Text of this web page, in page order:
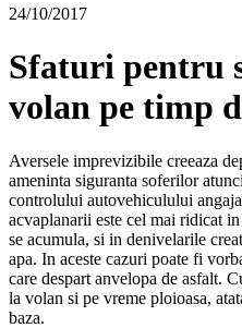
24/10/2017
Sfaturi pentru
volan pe timp
Aversele imprevizibile creeaza
ameninta siguranta soferilor
controlului autovehiculului
acvaplanarii este cel mai ridicat
se acumula, si in denivelarile
apa. In aceste cazuri poate fi
care despart anvelopa de asfalt.
la volan si pe vreme ploioasa,
baza.